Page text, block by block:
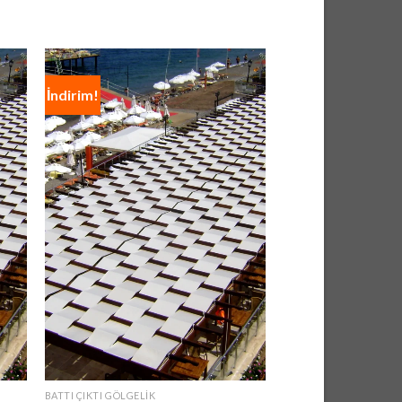
İndirim!
BATTI ÇIKTI GÖLGELIK